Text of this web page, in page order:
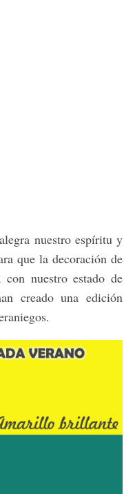
nuestro espíritu y
que la decoración de
nuestro estado de
creado una edición